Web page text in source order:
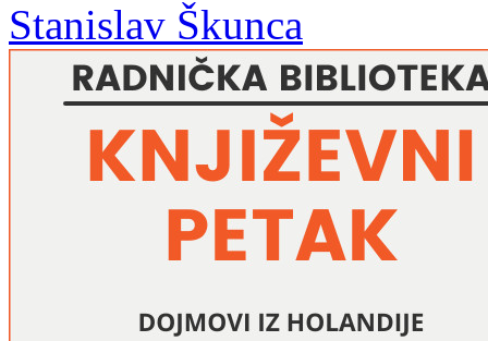
Stanislav Škunca